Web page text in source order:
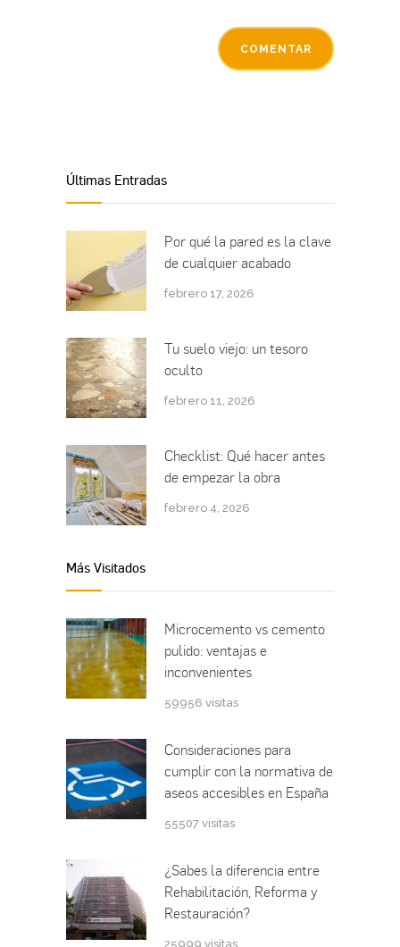
Últimas Entradas
Por qué la pared es la clave
de cualquier acabado
febrero 17, 2026
Tu suelo viejo: un tesoro
oculto
febrero 11, 2026
Checklist: Qué hacer antes
de empezar la obra
febrero 4, 2026
Más Visitados
Microcemento vs cemento
pulido: ventajas e
inconvenientes
59956 visitas
Consideraciones para
cumplir con la normativa de
aseos accesibles en España
55507 visitas
¿Sabes la diferencia entre
Rehabilitación, Reforma y
Restauración?
25999 visitas